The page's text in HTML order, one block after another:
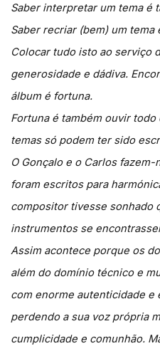
Saber interpretar um tema é
Saber recriar (bem) um tema
Colocar tudo isto ao serviço
generosidade e dádiva.
álbum é fortuna.
Fortuna é também ouvir todo
temas só podem ter sido
O Gonçalo e o Carlos
foram escritos para
compositor tivesse sonhado
instrumentos se
Assim acontece porque os
além do domínio técnico e
com enorme autenticidade e
perdendo a sua voz própria
cumplicidade e comunhão.